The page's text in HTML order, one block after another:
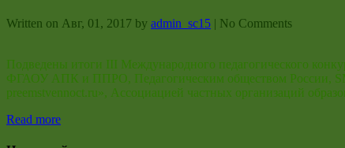
Written on Авг, 01, 2017 by admin_sc15 | No Comments
Подведены итоги III Международного педагогического
ФГАОУ АПК и ППРО, Педагогическим обществом России,
preemstvennoct.ru», Ассоциацией частных организаций
Read more